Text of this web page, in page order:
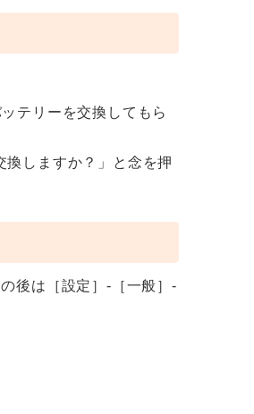
テリーを交換してもら
しますか？」と念を押
後は［設定］-［一般］-